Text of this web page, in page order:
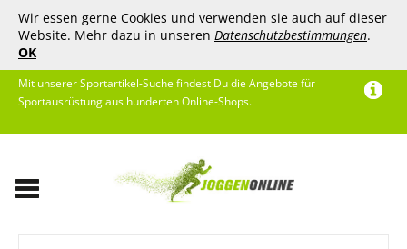
Wir essen gerne Cookies und verwenden sie auch auf dieser
Website. Mehr dazu in unseren Datenschutzbestimmungen.
OK
Mit unserer Sportartikel-Suche findest Du die Angebote für
Sportausrüstung aus hunderten Online-Shops.